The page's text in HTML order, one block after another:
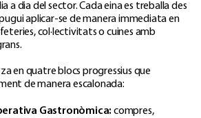
a dia del sector. Cada eina es treballa des
aplicar-se de manera immediata en
col·lectivitats o cuines amb
en quatre blocs progressius que
de manera escalonada:
Gastronòmica: compres,